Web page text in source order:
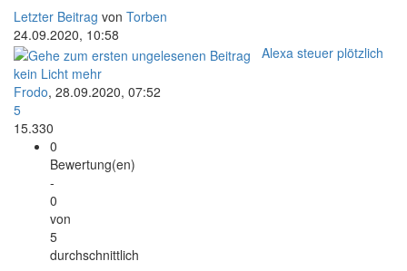
Letzter Beitrag von Torben
24.09.2020, 10:58
Alexa steuer plötzlich
kein Licht mehr
Frodo, 28.09.2020, 07:52
5
15.330
0
Bewertung(en)
-
0
von
5
durchschnittlich